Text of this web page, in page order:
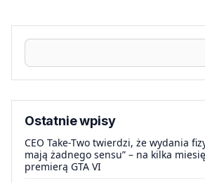
Ostatnie wpisy
CEO Take-Two twierdzi, że wydania
mają żadnego sensu” – na kilka
premierą GTA VI